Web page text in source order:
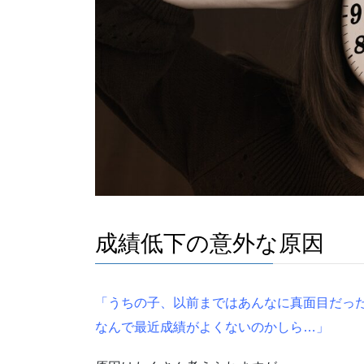
成績低下の意外な原因
「うちの子、以前まではあんなに真面目だっ
なんで最近成績がよくないのかしら…」